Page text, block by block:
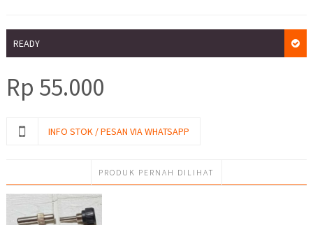
READY
Rp 55.000
INFO STOK / PESAN VIA WHATSAPP
PRODUK PERNAH DILIHAT